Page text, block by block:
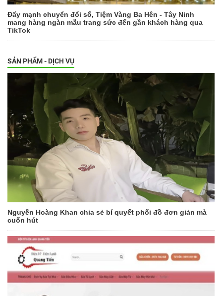
Đẩy mạnh chuyển đổi số, Tiệm Vàng Ba Hên - Tây Ninh
mang hàng ngàn mẫu trang sức đến gần khách hàng qua
TikTok
SẢN PHẨM - DỊCH VỤ
Nguyễn Hoàng Khan chia sẻ bí quyết phối đồ đơn giản mà
cuốn hút